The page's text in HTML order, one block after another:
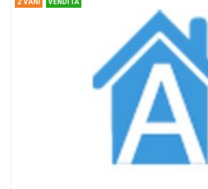
2 VANI VENDITA